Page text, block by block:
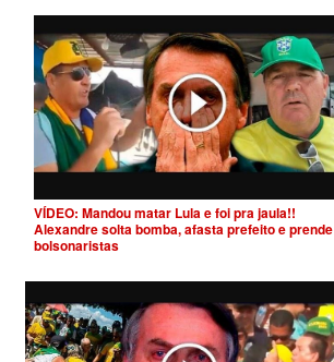
VÍDEO: Mandou matar Lula e foi pra jaula!!
Alexandre solta bomba, afasta prefeito e prende
bolsonaristas